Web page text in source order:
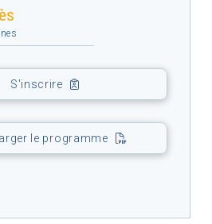
S'inscrire
le programme